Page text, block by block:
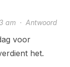
am· Antwoord
voor
het.